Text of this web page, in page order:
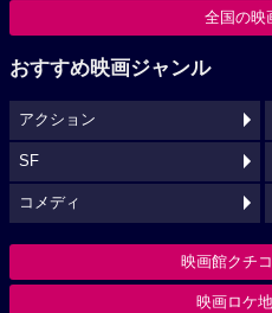
全国の映
おすすめ映画ジャンル
アクション
SF
コメディ
映画館クチ
映画ロケ